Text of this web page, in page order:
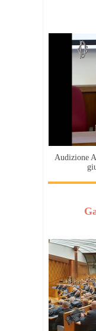
Audizione